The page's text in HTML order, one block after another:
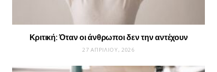
Κριτική: Όταν οι άνθρωποι δεν την αντέχουν
27 ΑΠΡΙΛΊΟΥ, 2026